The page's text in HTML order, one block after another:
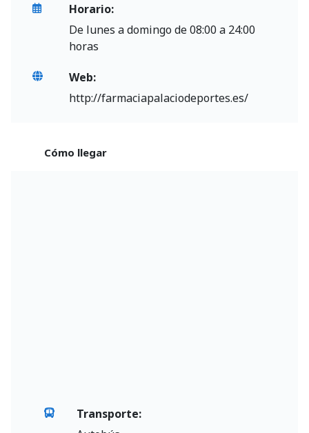
Horario:
De lunes a domingo de 08:00 a 24:00
horas
Web:
http://farmaciapalaciodeportes.es/
Cómo llegar
Transporte: